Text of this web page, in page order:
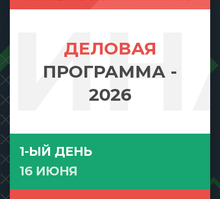
ДЕЛОВАЯ
ПРОГРАММА -
2026
1-ЫЙ ДЕНЬ
16 ИЮНЯ